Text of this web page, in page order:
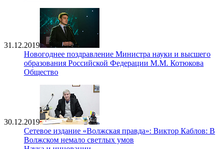
31.12.2019
Новогоднее поздравление Министра науки и высшего
образования Российской Федерации М.М. Котюкова
Общество
30.12.2019
Сетевое издание «Волжская правда»: Виктор Каблов: В
Волжском немало светлых умов